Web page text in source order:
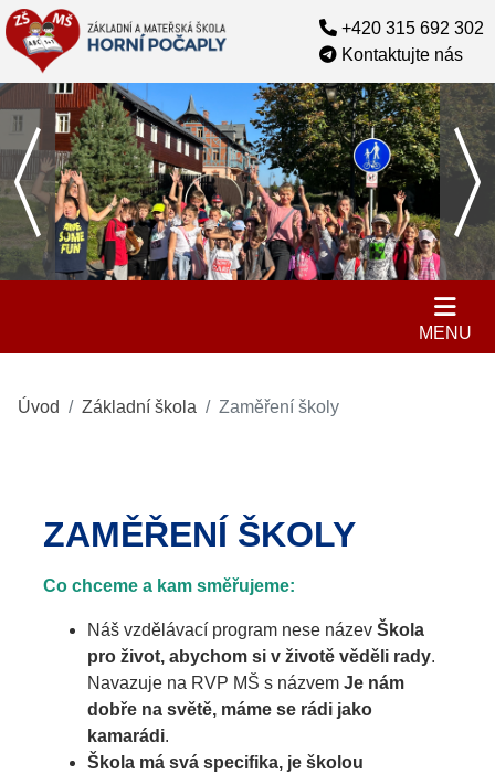
+420 315 692 302
Kontaktujte nás
MENU
Úvod Základní škola Zaměření školy
ZAMĚŘENÍ ŠKOLY
Co chceme a kam směřujeme:
Náš vzdělávací program nese název Škola
pro život, abychom si v životě věděli rady.
Navazuje na RVP MŠ s názvem Je nám
dobře na světě, máme se rádi jako
kamarádi.
Škola má svá specifika, je školou